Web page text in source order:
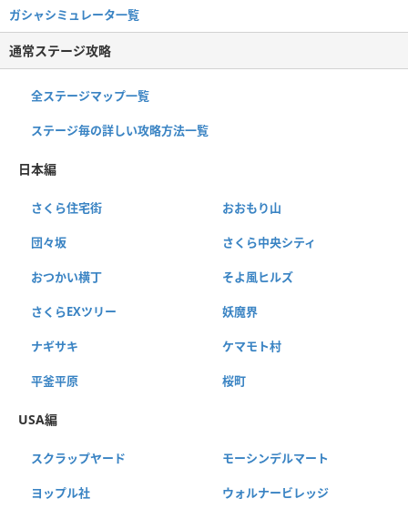
ガシャシミュレータ一覧
通常ステージ攻略
全ステージマップ一覧
ステージ毎の詳しい攻略方法一覧
日本編
さくら住宅街 おおもり山
団々坂 さくら中央シティ
おつかい横丁 そよ風ヒルズ
さくらEXツリー 妖魔界
ナギサキ ケマモト村
平釜平原 桜町
USA編
スクラップヤード モーシンデルマート
ヨップル社 ウォルナービレッジ